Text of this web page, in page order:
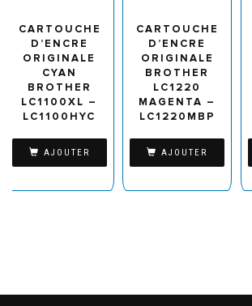
CARTOUCHE
D’ENCRE
ORIGINALE
CYAN
BROTHER
LC1100XL –
LC1100HYC
AJOUTER
CARTOUCHE
D’ENCRE
ORIGINALE
BROTHER
LC1220
MAGENTA –
LC1220MBP
AJOUTER